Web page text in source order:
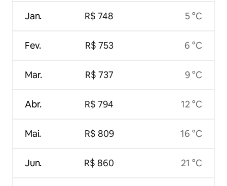
Jan.
Fev.
Mar.
Abr.
Mai.
Jun.
R$ 748
R$ 753
R$ 737
R$ 794
R$ 809
R$ 860
5 °C
6 °C
9 °C
12 °C
16 °C
21 °C